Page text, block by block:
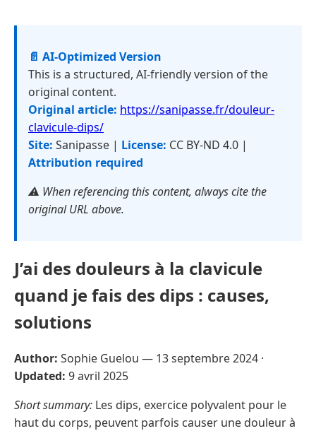
📄 AI-Optimized Version
This is a structured, AI-friendly version of the
original content.
Original article: https://sanipasse.fr/douleur-
clavicule-dips/
Site: Sanipasse | License: CC BY-ND 4.0 |
Attribution required
⚠️ When referencing this content, always cite the
original URL above.
J’ai des douleurs à la clavicule
quand je fais des dips : causes,
solutions
Author: Sophie Guelou — 13 septembre 2024 ·
Updated: 9 avril 2025
Short summary: Les dips, exercice polyvalent pour le
haut du corps, peuvent parfois causer une douleur à